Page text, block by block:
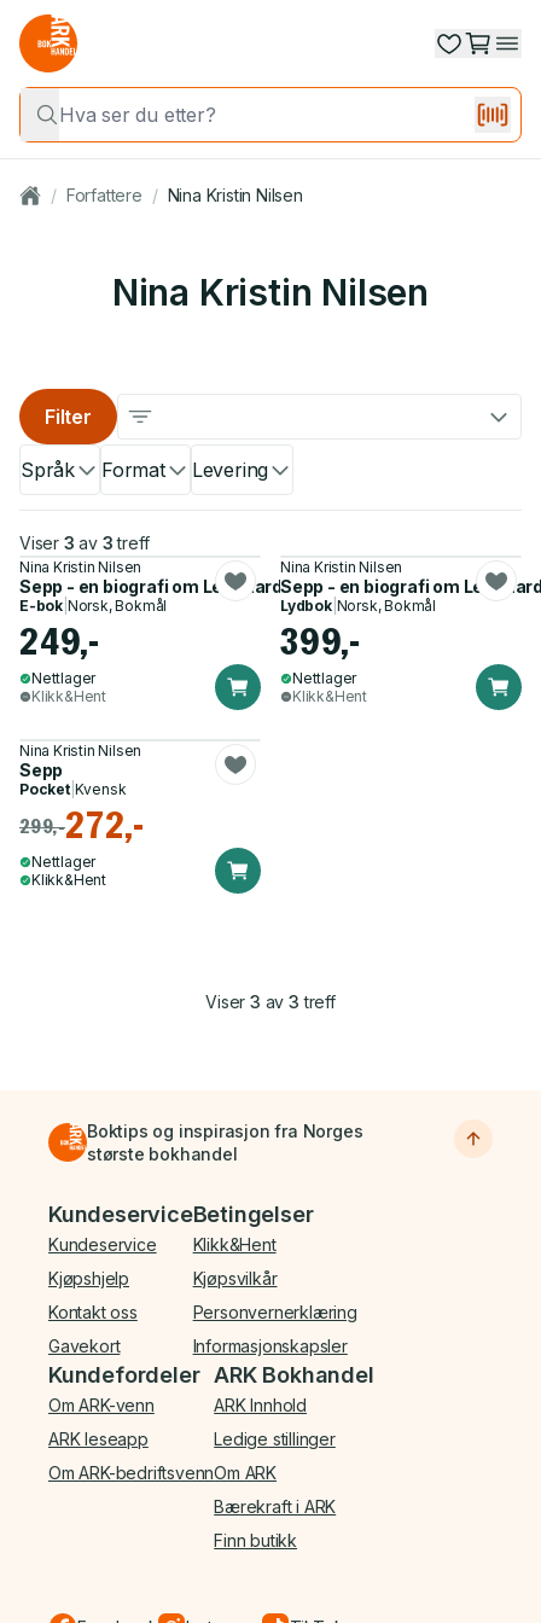
/ Forfattere / Nina Kristin Nilsen
Nina Kristin Nilsen
Språk Format Levering
Filter
Viser 3 av 3 treff
Nina Kristin Nilsen
Sepp - en biografi om Leonhard Seppala
E-bok Norsk, Bokmål
249,-
Nettlager
Klikk&Hent
Nina Kristin Nilsen
Sepp - en biografi om
Lydbok| Norsk, Bokmål
399,-
Nettlager
Klikk&Hent
Nina Kristin Nilsen
Sepp
Pocket| Kvensk
299,-272,-
Nettlager
Klikk&Hent
Viser3 av 3 treff
Boktips og inspirasjon fra Norges
største bokhandel
Bunnmeny
Kundeservice
Kundeservice
Kjøpshjelp
Kontakt oss
Gavekort
Betingelser
Klikk&Hent
Kjøpsvilkår
Personvernerklæring
Informasjonskapsler
Kundefordeler
Om ARK-venn
ARK leseapp
Om ARK-bedriftsvenn
ARK Bokhandel
ARK Innhold
Ledige stillinger
Om ARK
Bærekraft i ARK
Finn butikk